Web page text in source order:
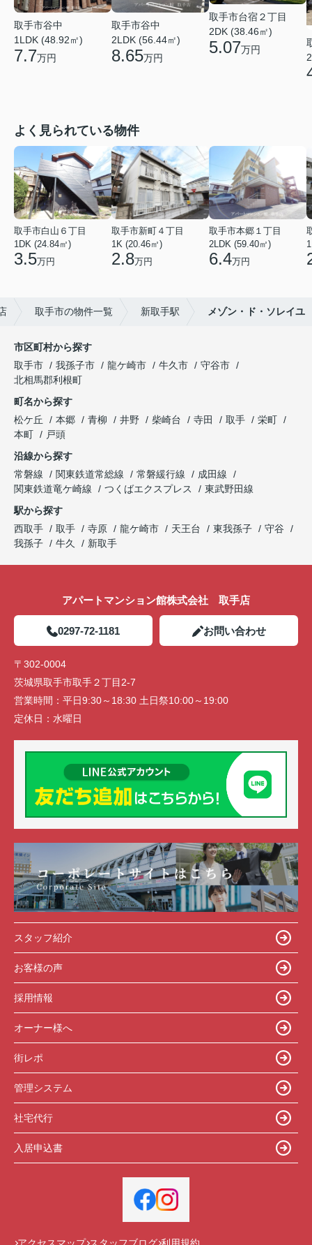
取手市谷中
1LDK (48.92㎡)
7.7万円
取手市谷中
2LDK (56.44㎡)
8.65万円
取手市台宿２丁目
2DK (38.46㎡)
5.07万円
よく見られている物件
取手市白山６丁目
1DK (24.84㎡)
3.5万円
取手市新町４丁目
1K (20.46㎡)
2.8万円
取手市本郷１丁目
2LDK (59.40㎡)
6.4万円
取手市の物件一覧 新取手駅 メゾン・ド・ソレイユ
市区町村から探す
取手市
我孫子市 龍ケ崎市 牛久市
守谷市
北相馬郡利根町
町名から探す
松ケ丘
本郷 青柳 井野 柴崎台 寺田 取手
栄町
本町
戸頭
沿線から探す
常磐線
関東鉄道常総線 常磐緩行線
成田線
関東鉄道竜ケ崎線
つくばエクスプレス
東武野田線
駅から探す
西取手
取手 寺原 龍ケ崎市 天王台 東我孫子
守谷
我孫子
牛久 新取手
アパートマンション館株式会社 取手店
0297-72-1181 お問い合わせ
〒302-0004
茨城県取手市取手２丁目2-7
営業時間： 平日9:30～18:30 土日祭10:00～19:00
定休日： 水曜日
スタッフ紹介
お客様の声
採用情報
オーナー様へ
街レポ
管理システム
社宅代行
入居申込書